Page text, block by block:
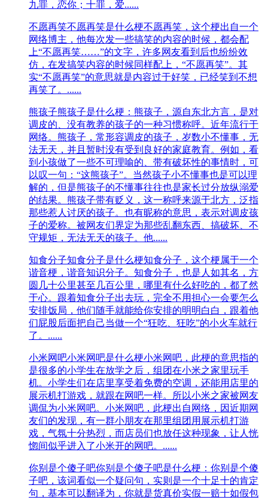
九罪，恋你；十罪，爱......
不愿再笑不愿再笑是什么梗不愿再笑，这个梗出自一个
网络博主，他每次发一些搞笑的内容的时候，都会配
上“不愿再笑……”的文字，许多网友看到后也纷纷效
仿，在发搞笑内容的时候同样配上，“不愿再笑”。其
实“不愿再笑”的意思就是内容过于好笑，已经笑到不想
再笑了。......
熊孩子熊孩子是什么梗：熊孩子，源自东北方言，是对
调皮的、没有教养的孩子的一种习惯称呼。近年流行于
网络。熊孩子，常形容调皮的孩子，岁数小不懂事，无
法无天，并且暂时没有受到良好的家庭教育。例如，看
到小孩做了一些不可理喻的、带有破坏性的事情时，可
以叹一句：“这熊孩子”。当然孩子小不懂事也是可以理
解的，但是熊孩子的不懂事往往也是家长过分放纵溺爱
的结果。熊孩子带有贬义，这一称呼来源于北方，泛指
那些惹人讨厌的孩子。也有昵称的意思，表示对调皮孩
子的爱称。被网友们界定为那些乱翻东西、搞破坏、不
守规矩，无法无天的孩子。他......
知食分子知食分子是什么梗知食分子，这个梗属于一个
谐音梗，谐音知识分子。知食分子，也是人如其名，方
圆几十公里甚至几百公里，哪里有什么好吃的，都了然
于心。跟着知食分子出去玩，完全不用担心一会要怎么
安排饭局，他们随手就能给你安排的明明白白，跟着他
们屁股后面把自己当做一个“狂吃、狂吃”的小火车就行
了。......
小米网吧小米网吧是什么梗小米网吧，此梗的意思指的
是很多的小学生在放学之后，组团在小米之家里玩手
机。小学生们在店里享受着免费的空调，还能用店里的
展示机打游戏，就跟在网吧一样。所以小米之家被网友
调侃为小米网吧。小米网吧，此梗出自网络，因近期网
友们的发现，有一群小朋友在那里组团用展示机打游
戏，气氛十分热烈，而店员们也放任这种现象，让人恍
惚间似乎进入了小米开的网吧。......
你别是个傻子吧你别是个傻子吧是什么梗：你别是个傻
子吧，该词看似一个疑问句，实则是一个十足十的肯定
句，基本可以翻译为，你就是货真价实假一赔十如假包